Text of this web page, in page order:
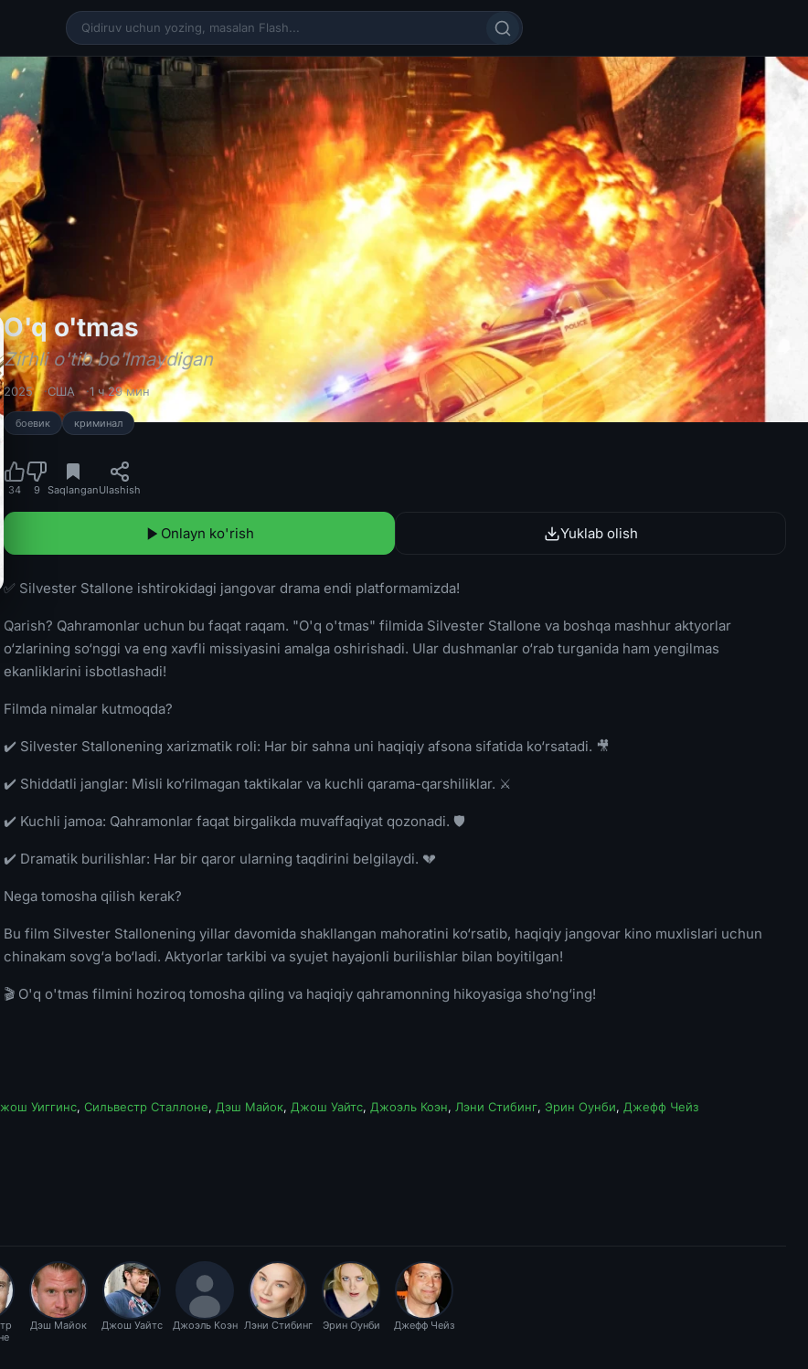
O'q o'tmasO'q o'tmas / Zirhli o'tib bo'lmaydigan O'zbek tilida
Zirhli o'tib bo'lmaydigan
2025 США 1 ч 29 мин
боевик криминал
34 9 SaqlanganUlashish
Onlayn ko'rish Yuklab olish
✅ Silvester Stallone ishtirokidagi jangovar drama endi platformamizda!
Qarish? Qahramonlar uchun bu faqat raqam. "O'q o'tmas" filmida Silvester Stallone va boshqa mashhur aktyorlar
o‘zlarining so‘nggi va eng xavfli missiyasini amalga oshirishadi. Ular dushmanlar o‘rab turganida ham yengilmas
ekanliklarini isbotlashadi!
Filmda nimalar kutmoqda?
✔️ Silvester Stallonening xarizmatik roli: Har bir sahna uni haqiqiy afsona sifatida ko‘rsatadi. 🎥
✔️ Shiddatli janglar: Misli ko‘rilmagan taktikalar va kuchli qarama-qarshiliklar. ⚔️
✔️ Kuchli jamoa: Qahramonlar faqat birgalikda muvaffaqiyat qozonadi. 🛡
✔️ Dramatik burilishlar: Har bir qaror ularning taqdirini belgilaydi. 💔
Nega tomosha qilish kerak?
Bu film Silvester Stallonening yillar davomida shakllangan mahoratini ko‘rsatib, haqiqiy jangovar kino muxlislari uchun
chinakam sovg‘a bo‘ladi. Aktyorlar tarkibi va syujet hayajonli burilishlar bilan boyitilgan!
🎬 O'q o'tmas filmini hoziroq tomosha qiling va haqiqiy qahramonning hikoyasiga sho‘ng‘ing!
Уиггинс, Сильвестр Сталлоне, Дэш Майок, Джош Уайтс, Джоэль Коэн, Лэни Стибинг, Эрин Оунби, Джефф Чейз
Дэш Майок Джош Уайтс Джоэль Коэн Лэни Стибинг Эрин Оунби Джефф Чейз